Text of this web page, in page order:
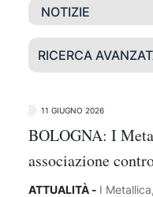
RICERCA
11 GIUGNO 2026
BOLOGNA: I
associazione
ATTUALITÀ - I